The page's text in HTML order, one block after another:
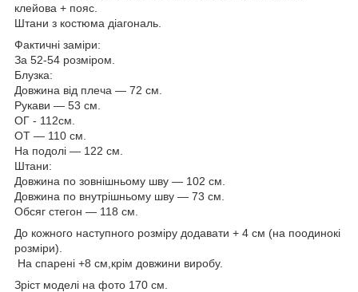
клейова + пояс.
Штани з костюма діагональ.
Фактичні заміри:
За 52-54 розміром.
Блузка:
Довжина від плеча — 72 см.
Рукави — 53 см.
ОГ - 112см.
ОТ — 110 см.
На подолі — 122 см.
Штани:
Довжина по зовнішньому шву — 102 см.
Довжина по внутрішньому шву — 73 см.
Обсяг стегон — 118 см.
До кожного наступного розміру додавати + 4 см (на поодинокі
розміри).
На спарені +8 см,крім довжини виробу.
Зріст моделі на фото 170 см.